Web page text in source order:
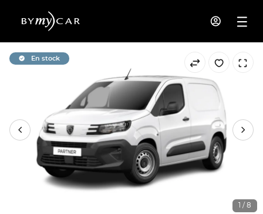
En stock
1 / 8